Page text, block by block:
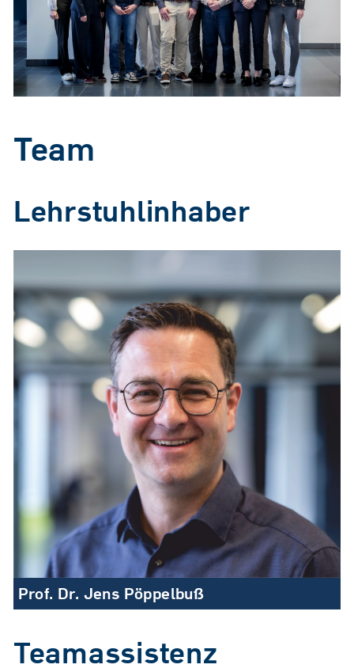
Team
Lehrstuhlinhaber
Prof. Dr. Jens Pöppelbuß
Teamassistenz